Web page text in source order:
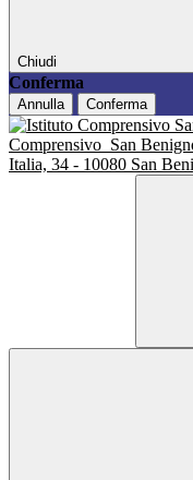
Chiudi
Conferma
Annulla Conferma
Comprensivo San
Italia, 34 - 10080 San